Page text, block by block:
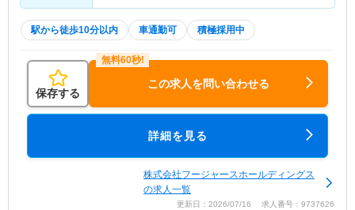
駅から徒歩10分以内 車通勤可 積極採用中
保存する
この求人を問い合わせる
詳細を見る
株式会社フージャースホールディングス
の求人一覧
更新日：2026/07/16 求人番号：9737626